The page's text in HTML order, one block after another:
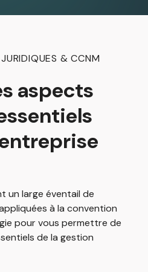
& CCNM
aspects
un large éventail de
à la convention
pour vous permettre de
de la gestion